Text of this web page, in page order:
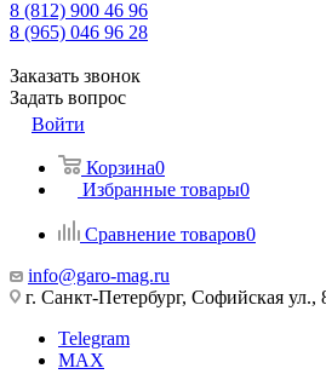
8 (812) 900 46 96
8 (965) 046 96 28
Заказать звонок
Задать вопрос
Войти
Корзина0
Избранные товары0
Сравнение товаров0
info@garo-mag.ru
г. Санкт-Петербург, Софийская ул.,
Telegram
MAX